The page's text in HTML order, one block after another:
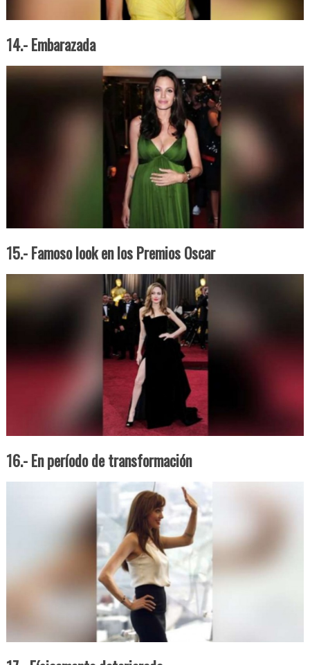
14.- Embarazada
15.- Famoso look en los Premios Oscar
16.- En período de transformación